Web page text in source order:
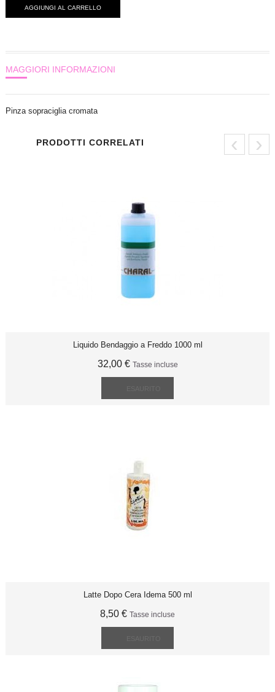
AGGIUNGI AL CARRELLO
MAGGIORI INFORMAZIONI
Pinza sopraciglia cromata
PRODOTTI CORRELATI ‹ ›
Liquido Bendaggio a Freddo 1000 ml
32,00 € Tasse incluse
Latte Dopo Cera Idema 500 ml
8,50 € Tasse incluse